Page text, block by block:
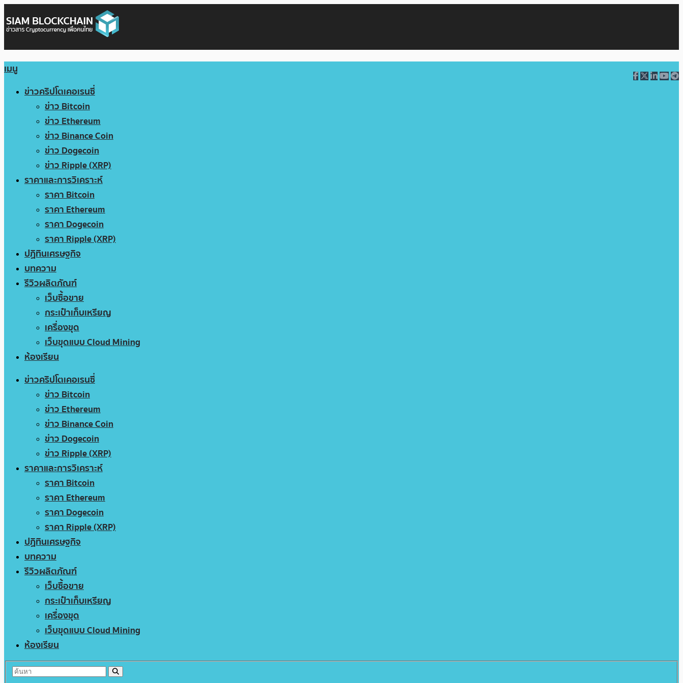
เมนู
ข่าวคริปโตเคอเรนซี่
ข่าว Bitcoin
ข่าว Ethereum
ข่าว Binance Coin
ข่าว Dogecoin
ข่าว Ripple (XRP)
ราคาและการวิเคราะห์
ราคา Bitcoin
ราคา Ethereum
ราคา Dogecoin
ราคา Ripple (XRP)
ปฏิทินเศรษฐกิจ
บทความ
รีวิวผลิตภัณฑ์
เว็บซื้อขาย
กระเป๋าเก็บเหรียญ
เครื่องขุด
เว็บขุดแบบ Cloud Mining
ห้องเรียน
ข่าวคริปโตเคอเรนซี่
ข่าว Bitcoin
ข่าว Ethereum
ข่าว Binance Coin
ข่าว Dogecoin
ข่าว Ripple (XRP)
ราคาและการวิเคราะห์
ราคา Bitcoin
ราคา Ethereum
ราคา Dogecoin
ราคา Ripple (XRP)
ปฏิทินเศรษฐกิจ
บทความ
รีวิวผลิตภัณฑ์
เว็บซื้อขาย
กระเป๋าเก็บเหรียญ
เครื่องขุด
เว็บขุดแบบ Cloud Mining
ห้องเรียน